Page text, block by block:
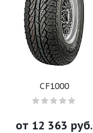
CF1000
от 12 363 руб.